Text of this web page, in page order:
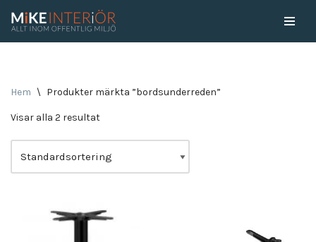
Hem \ Produkter märkta ”bordsunderreden”
Visar alla 2 resultat